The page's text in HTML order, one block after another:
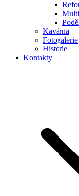
Kavárna
Fotogalerie
Historie
Kontakty